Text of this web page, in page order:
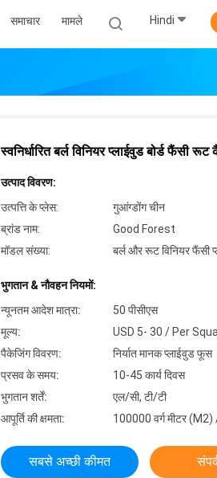
समाचार मामले Hindi
स्वनिर्धारित बर्ल विनियर प्लाईवुड बोर्ड फैंसी
उत्पाद विवरण:
उत्पत्ति के प्लेस:
गुआंग्डोंग चीन
ब्रांड नाम:
Good Forest
मॉडल संख्या:
बर्ल और रूट विनियर फैंसी
भुगतान & नौवहन नियमों:
न्यूनतम आदेश मात्रा:
50 पीसीएस
मूल्य:
USD 5- 30 / Per
पैकेजिंग विवरण:
निर्यात मानक प्लाईवुड फूस
प्रसव के समय:
10-45 कार्य दिवस
भुगतान शर्तें:
एल/सी, टी/टी
आपूर्ति की क्षमता:
100000 वर्ग मीटर (M2)
सबसे अच्छी कीमत